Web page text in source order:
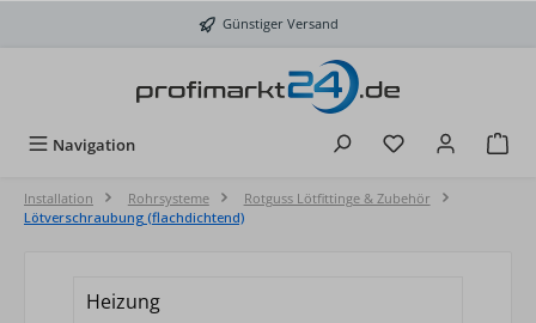
Günstiger Versand
Navigation Du hast 0
Installation Rohrsysteme
Rotguss Lötfittinge & Zubehör
Lötverschraubung (flachdichtend)
Heizung